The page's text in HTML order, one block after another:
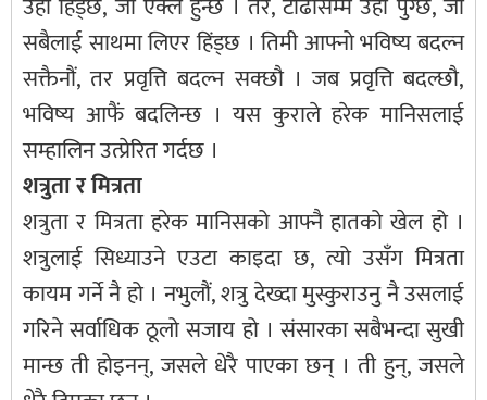
सबैलाई साथमा लिएर हिंड्छ । तिमी आफ्नो भविष्य बदल्न
सक्तैनौं, तर प्रवृत्ति बदल्न सक्छौ । जब प्रवृत्ति बदल्छौ,
भविष्य आफैं बदलिन्छ । यस कुराले हरेक मानिसलाई
सम्हालिन उत्प्रेरित गर्दछ ।
शत्रुता र मित्रता
शत्रुता र मित्रता हरेक मानिसको आफ्नै हातको खेल हो ।
शत्रुलाई सिध्याउने एउटा काइदा छ, त्यो उसँग मित्रता
कायम गर्ने नै हो । नभुलौं, शत्रु देख्दा मुस्कुराउनु नै उसलाई
गरिने सर्वाधिक ठूलो सजाय हो । संसारका सबैभन्दा सुखी
मान्छ ती होइनन्, जसले धेरै पाएका छन् । ती हुन्, जसले